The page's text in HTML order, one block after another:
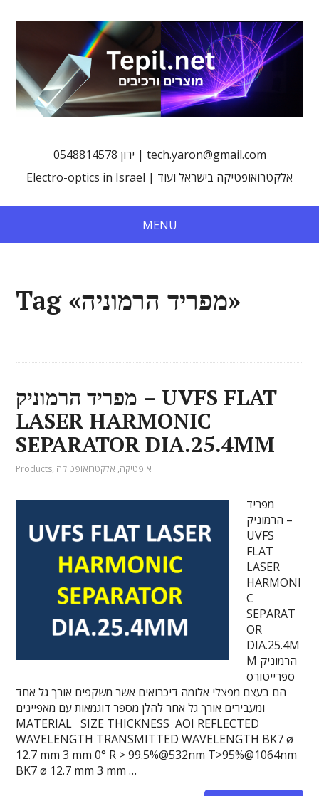
0548814578 ירון | tech.yaron@gmail.com
Electro-optics in Israel | אלקטרואופטיקה בישראל ועוד
MENU
Tag «מפריד הרמוניה»
מפריד הרמוניק – UVFS FLAT
LASER HARMONIC
SEPARATOR DIA.25.4MM
Products, אופטיקה, אלקטרואופטיקה
מפריד
הרמוניק –
UVFS
FLAT
LASER
HARMONI
C
SEPARAT
OR
DIA.25.4M
M הרמוניק
ספרייטורס
הם בעצם מפצלי אלומה דיכרואים אשר משקפים אורך גל אחד
ומעבירים אורך גל אחר להלן מספר דוגמאות עם מאפיינים
MATERIAL SIZE THICKNESS AOI REFLECTED
WAVELENGTH TRANSMITTED WAVELENGTH BK7 ø
12.7 mm 3 mm 0° R > 99.5%@532nm T>95%@1064nm
BK7 ø 12.7 mm 3 mm …